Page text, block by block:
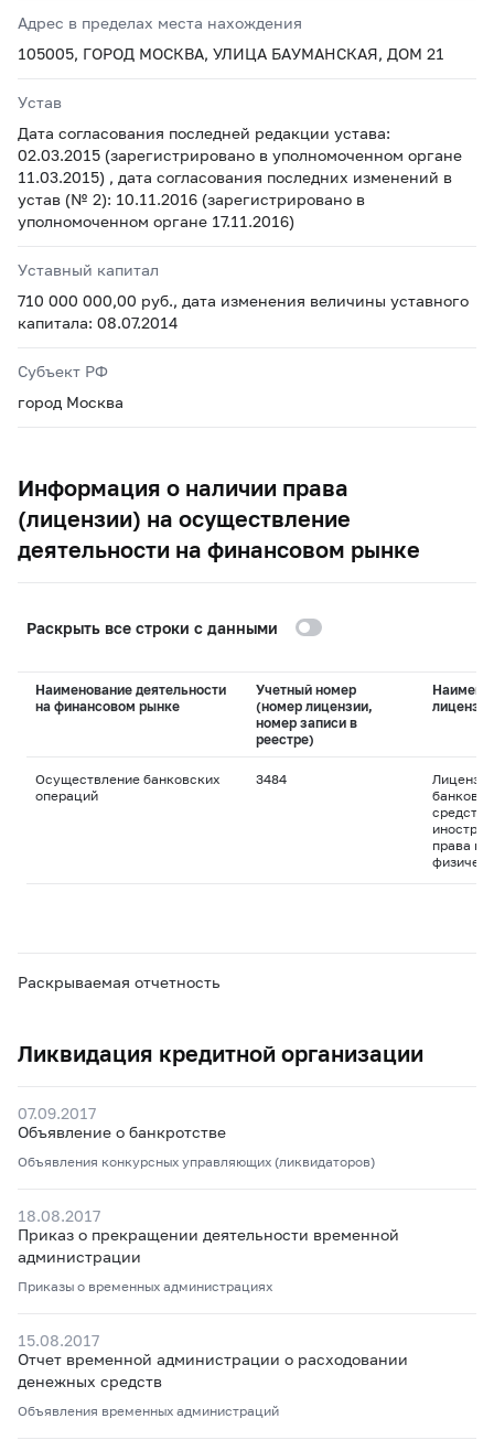
Адрес в пределах места нахождения
105005, ГОРОД МОСКВА, УЛИЦА БАУМАНСКАЯ, ДОМ 21
Устав
Дата согласования последней редакции устава:
02.03.2015 (зарегистрировано в уполномоченном органе
11.03.2015) , дата согласования последних изменений в
устав (№ 2): 10.11.2016 (зарегистрировано в
уполномоченном органе 17.11.2016)
Уставный капитал
710 000 000,00 руб., дата изменения величины уставного
капитала: 08.07.2014
Субъект РФ
город Москва
Информация о наличии права
(лицензии) на осуществление
деятельности на финансовом рынке
Раскрыть все строки с данными
Наименование деятельности
на финансовом рынке
Учетный номер
(номер лицензии,
номер записи в
реестре)
лицензии
Осуществление банковских
операций
3484
права
Раскрываемая отчетность
Ликвидация кредитной организации
07.09.2017
Объявление о банкротстве
Объявления конкурсных управляющих (ликвидаторов)
18.08.2017
Приказ о прекращении деятельности временной
администрации
Приказы о временных администрациях
15.08.2017
Отчет временной администрации о расходовании
денежных средств
Объявления временных администраций